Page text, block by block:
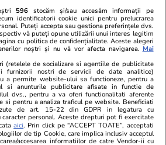
Sporturilor
mondene
sarcina
Copiii
Locuri de muncă
Imobiliare.ro
Jobradar24
Imoradar24
Colecții Libertatea
Decizia ONJN nr. 821/25.09.2025.
596 stocăm și/sau accesăm informații pe
identificatorii cookie unici pentru prelucrarea
Puteți accepta sau gestiona preferințele dvs.
vă puteți opune utilizării unui interes legitim
cu politica de confidențialitate. Aceste alegeri
noștri și nu vă vor afecta navigarea. Mai
(retelele de socializare si agentiile de publicitate
furnizorii nostri de servicii de date analitice)
a permite website-ului sa functioneze, pentru a
si anunturile publicitare afisate in functie de
dvs., pentru a va oferi functionalitati aferente
si pentru a analiza traficul pe website. Beneficiati
de art. 15-22 din GDPR in legatura cu
caracter personal. Aceste drepturi pot fi exercitate
aici. Prin click pe “ACCEPT TOATE”, acceptati
de tip Cookie, care implica inclusiv acceptul
accesarea informatiilor de catre Vendor-ii cu